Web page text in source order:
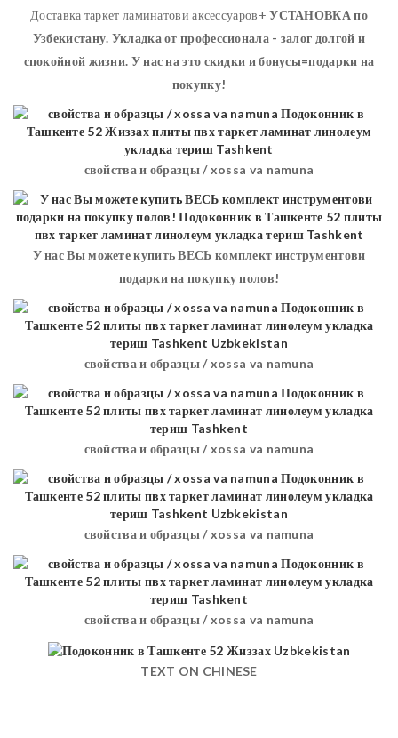
Доставка таркет ламинатови аксессуаров+УСТАНОВКАпо
Узбекистану. Укладка от профессионала - залог долгой и
спокойной жизни. У нас на это скидки и бонусы=подарки на
покупку!
свойства и образцы / xossa va namuna
У нас Вы можете купить ВЕСЬ комплект инструментови
подарки на покупку полов!
свойства и образцы / xossa va namuna
свойства и образцы / xossa va namuna
свойства и образцы / xossa va namuna
свойства и образцы / xossa va namuna
TEXT ON CHINESE